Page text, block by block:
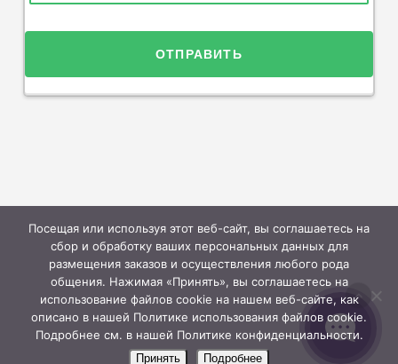
Посещая или используя этот веб-сайт, вы соглашаетесь на
сбор и обработку ваших персональных данных для
размещения заказов и осуществления любого рода
общения. Нажимая «Принять», вы соглашаетесь на
использование файлов cookie на нашем веб-сайте, как
описано в нашей Политике использования файлов cookie.
Подробнее см. в нашей Политике конфиденциальности.
Принять Подробнее